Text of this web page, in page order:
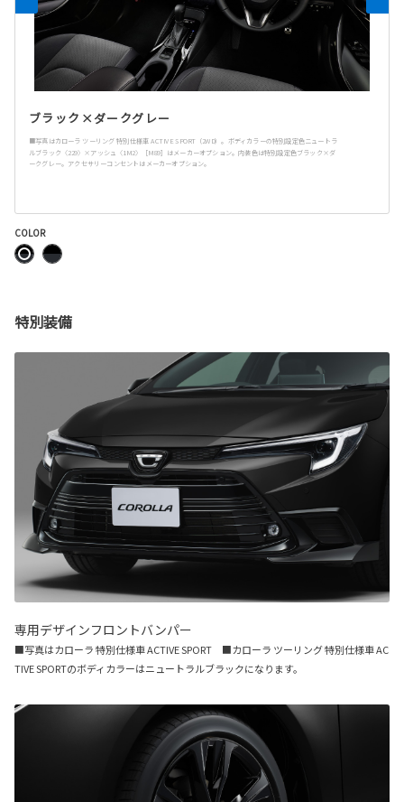
ブラック×ダークグレー
■写真はカローラ ツーリング 特別仕様車 ACTIVE SPORT（2WD）。ボディカラーの特別設定色ニュートラ
ルブラック〈229〉×アッシュ〈1M2〉［M89］はメーカーオプション。内装色は特別設定色ブラック×ダ
ークグレー。アクセサリーコンセントはメーカーオプション。
COLOR
特別装備
専用デザインフロントバンパー
■写真はカローラ 特別仕様車 ACTIVE SPORT ■カローラ ツーリング 特別仕様車 AC
TIVE SPORTのボディカラーはニュートラルブラックになります。